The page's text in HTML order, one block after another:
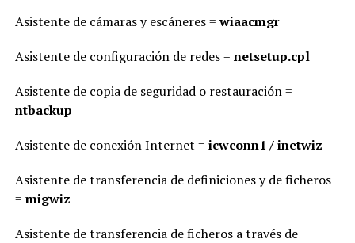
Asistente de cámaras y escáneres =wiaacmgr
Asistente de configuración de redes = netsetup.cpl
Asistente de copia de seguridad o restauración =
ntbackup
Asistente de conexión Internet = icwconn1 / inetwiz
Asistente de transferencia de definiciones y de ficheros
= migwiz
Asistente de transferencia de ficheros a través de